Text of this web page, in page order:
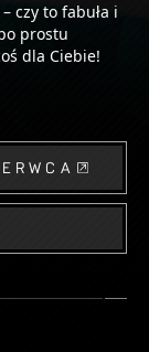
czy to fabuła i
prostu
dla Ciebie!